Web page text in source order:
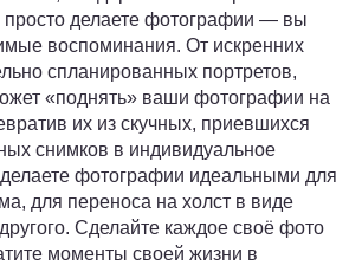
делаете фотографии — вы
воспоминания. От искренних
спланированных портретов,
«поднять» ваши фотографии на
их из скучных, приевшихся
снимков в индивидуальное
фотографии идеальными для
для переноса на холст в виде
Сделайте каждое своё фото
моменты своей жизни в